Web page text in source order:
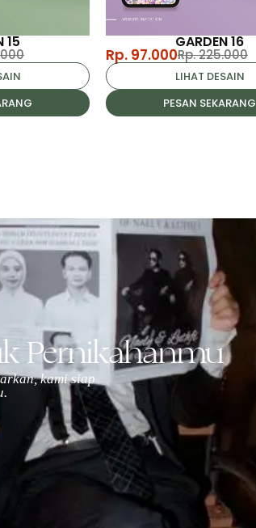
15 GARDEN 16
Rp. 97.000Rp. 225.000
LIHAT DESAIN
PESAN SEKARANG
Pernikahanmu
kami siap